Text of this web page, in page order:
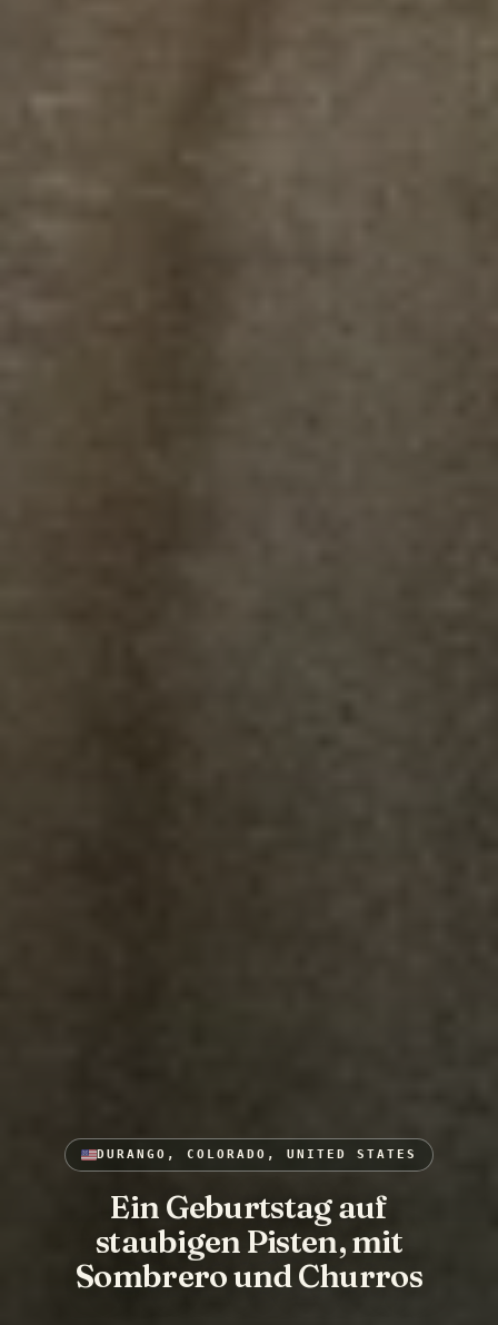
DURANGO, COLORADO, UNITED STATES
Ein Geburtstag auf
staubigen Pisten, mit
Sombrero und Churros